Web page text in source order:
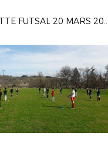
COUPE VALETTE FUTSAL 20 MARS 2022